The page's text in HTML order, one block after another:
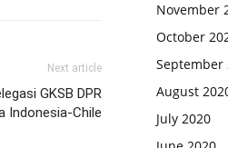
Next article
GKSB DPR
Indonesia-Chile
November
October
September
August
July 2020